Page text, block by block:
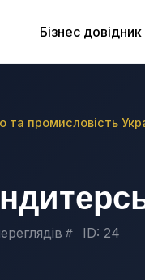
Бізнес довідник
та промисловість
ID: 24